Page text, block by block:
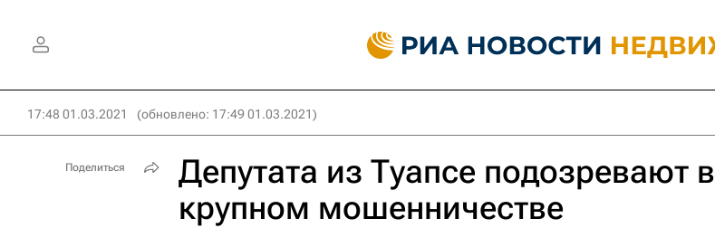
17:48 01.03.2021 (обновлено: 17:49 01.03.2021)
Депутата из Туапсе подозревают в
крупном мошенничестве
Поделиться